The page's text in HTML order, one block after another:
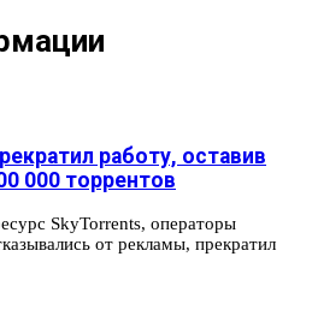
работу, оставив
000 торрентов
SkyTorrents, операторы
от рекламы, прекратил